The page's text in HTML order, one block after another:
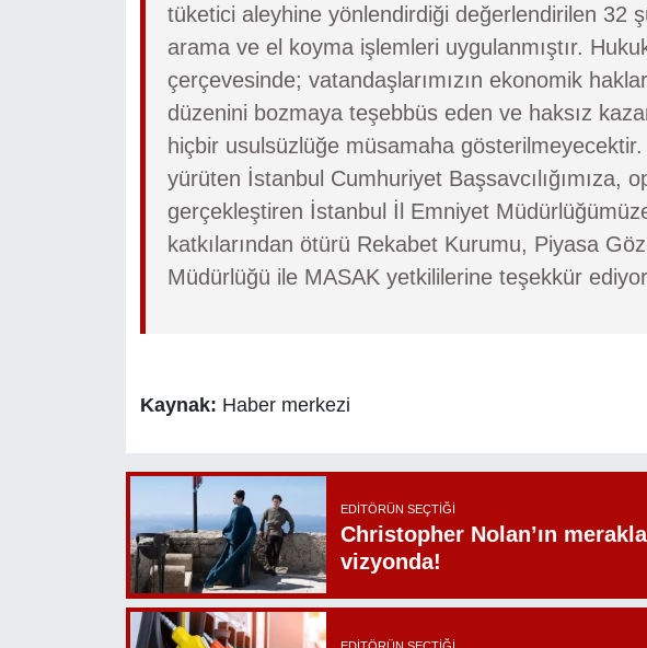
tüketici aleyhine yönlendirdiği değerlendirilen 32
arama ve el koyma işlemleri uygulanmıştır.
çerçevesinde; vatandaşlarımızın ekonomik
düzenini bozmaya teşebbüs eden ve haksız
hiçbir usulsüzlüğe müsamaha
yürüten İstanbul Cumhuriyet Başsavcılığımıza,
gerçekleştiren İstanbul İl Emniyet
katkılarından ötürü Rekabet Kurumu, Piyasa
Müdürlüğü ile MASAK yetkililerine teşekkür
Kaynak: Haber merkezi
EDITÖRÜN SEÇTIĞI
Christopher Nolan’ın
vizyonda!
EDITÖRÜN SEÇTIĞI